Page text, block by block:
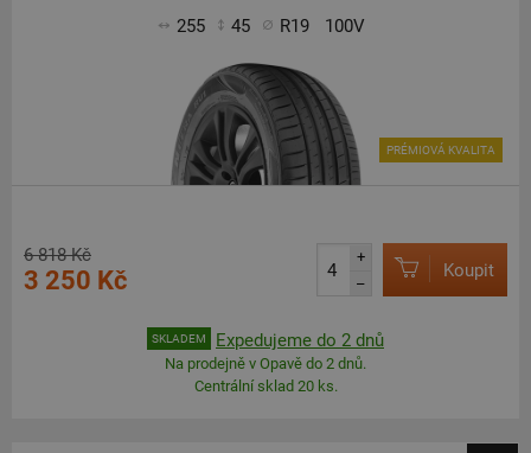
255 45 R19 100V
PRÉMIOVÁ KVALITA
6 818 Kč
3 250 Kč
+
–
Koupit
SKLADEM Expedujeme do 2 dnů
Na prodejně v Opavě do 2 dnů.
Centrální sklad 20 ks.